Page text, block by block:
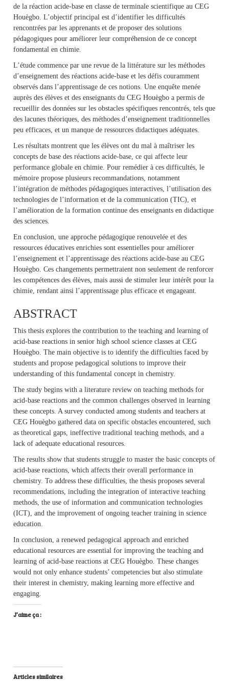
de la réaction acide-base en classe de terminale scientifique au CEG
Houègbo. L’objectif principal est d’identifier les difficultés
rencontrées par les apprenants et de proposer des solutions
pédagogiques pour améliorer leur compréhension de ce concept
fondamental en chimie.
L’étude commence par une revue de la littérature sur les méthodes
d’enseignement des réactions acide-base et les défis couramment
observés dans l’apprentissage de ces notions. Une enquête menée
auprès des élèves et des enseignants du CEG Houègbo a permis de
recueillir des données sur les obstacles spécifiques rencontrés, tels que
des lacunes théoriques, des méthodes d’enseignement traditionnelles
peu efficaces, et un manque de ressources didactiques adéquates.
Les résultats montrent que les élèves ont du mal à maîtriser les
concepts de base des réactions acide-base, ce qui affecte leur
performance globale en chimie. Pour remédier à ces difficultés, le
mémoire propose plusieurs recommandations, notamment
l’intégration de méthodes pédagogiques interactives, l’utilisation des
technologies de l’information et de la communication (TIC), et
l’amélioration de la formation continue des enseignants en didactique
des sciences.
En conclusion, une approche pédagogique renouvelée et des
ressources éducatives enrichies sont essentielles pour améliorer
l’enseignement et l’apprentissage des réactions acide-base au CEG
Houègbo. Ces changements permettraient non seulement de renforcer
les compétences des élèves, mais aussi de stimuler leur intérêt pour la
chimie, rendant ainsi l’apprentissage plus efficace et engageant.
ABSTRACT
This thesis explores the contribution to the teaching and learning of
acid-base reactions in senior high school science classes at CEG
Houègbo. The main objective is to identify the difficulties faced by
students and propose pedagogical solutions to improve their
understanding of this fundamental concept in chemistry.
The study begins with a literature review on teaching methods for
acid-base reactions and the common challenges observed in learning
these concepts. A survey conducted among students and teachers at
CEG Houègbo gathered data on specific obstacles encountered, such
as theoretical gaps, ineffective traditional teaching methods, and a
lack of adequate educational resources.
The results show that students struggle to master the basic concepts of
acid-base reactions, which affects their overall performance in
chemistry. To address these difficulties, the thesis proposes several
recommendations, including the integration of interactive teaching
methods, the use of information and communication technologies
(ICT), and the improvement of ongoing teacher training in science
education.
In conclusion, a renewed pedagogical approach and enriched
educational resources are essential for improving the teaching and
learning of acid-base reactions at CEG Houègbo. These changes
would not only enhance students’ competencies but also stimulate
their interest in chemistry, making learning more effective and
engaging.
J’aime ça :
Articles similaires